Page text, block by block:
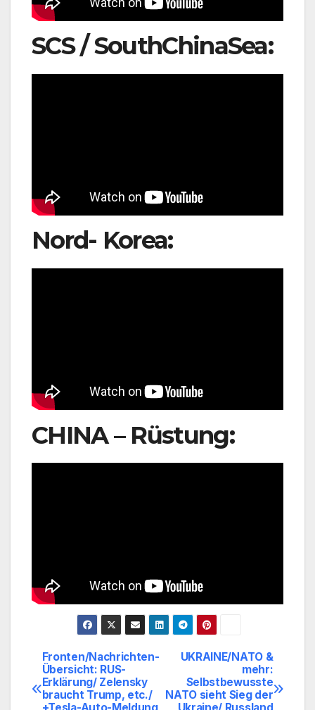
SCS / SouthChinaSea:
Nord- Korea:
CHINA – Rüstung:
Beitragsnavigation
UKRAINE/NATO &
mehr:
Selbstbewusste
NATO sieht Sieg der
Fronten/Nachrichten-
Übersicht: RUS-
Erklärung/ Zelensky
braucht Trump, etc./